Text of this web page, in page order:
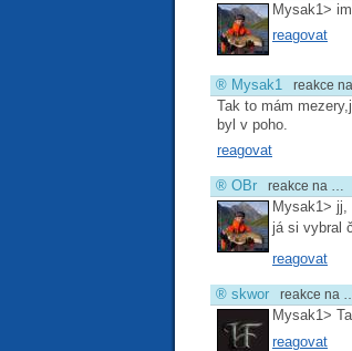
Mysak1>
reagovat
® Mysak1 reakce
Tak to mám
byl v poho.
reagovat
® OBr reakce na …
Mysak1> jj,
já si vybral
reagovat
® skwor reakce na …
Mysak1>
reagovat